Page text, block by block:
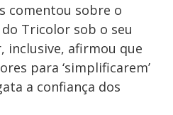
comentou sobre o
Tricolor sob o seu
inclusive, afirmou que
para ‘simplificarem’
a confiança dos